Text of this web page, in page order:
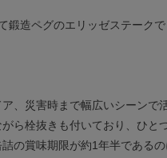
鍛造ペグのエリッゼステーク
、災害時まで幅広いシーンで
ら栓抜きも付いており、ひと
の賞味期限が約1年半である